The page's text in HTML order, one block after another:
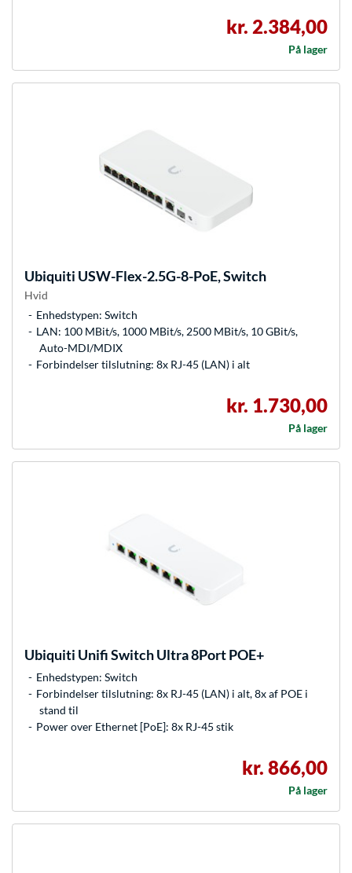
kr. 2.384,00
På lager
Ubiquiti USW-Flex-2.5G-8-PoE, Switch
Hvid
Enhedstypen: Switch
LAN: 100 MBit/s, 1000 MBit/s, 2500 MBit/s, 10 GBit/s,
Auto-MDI/MDIX
Forbindelser tilslutning: 8x RJ-45 (LAN) i alt
kr. 1.730,00
På lager
Ubiquiti Unifi Switch Ultra 8Port POE+
Enhedstypen: Switch
Forbindelser tilslutning: 8x RJ-45 (LAN) i alt, 8x af POE i
stand til
Power over Ethernet [PoE]: 8x RJ-45 stik
kr. 866,00
På lager